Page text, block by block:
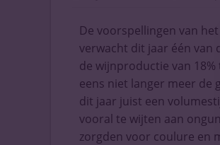
De voorspellingen van
verwacht dit jaar één van
de wijnproductie van
eens niet langer meer de
dit jaar juist een
vooral te wijten aan
zorgden voor coulure en